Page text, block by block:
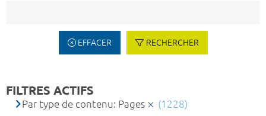
EFFACER RECHERCHER
FILTRES ACTIFS
Par type de contenu: Pages (1228)